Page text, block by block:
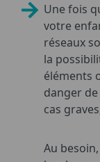
Une fois
votre
réseaux
la
éléments
danger
cas
Au